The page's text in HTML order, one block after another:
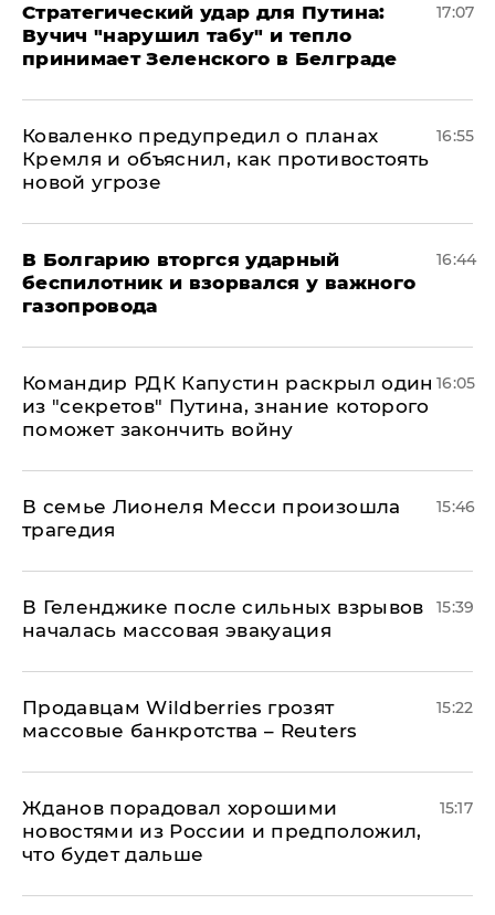
Стратегический удар для Путина:
Вучич "нарушил табу" и тепло
принимает Зеленского в Белграде
17:07
Коваленко предупредил о планах
Кремля и объяснил, как противостоять
новой угрозе
16:55
В Болгарию вторгся ударный
беспилотник и взорвался у важного
газопровода
16:44
Командир РДК Капустин раскрыл один
из "секретов" Путина, знание которого
поможет закончить войну
16:05
В семье Лионеля Месси произошла
трагедия
15:46
В Геленджике после сильных взрывов
началась массовая эвакуация
15:39
Продавцам Wildberries грозят
массовые банкротства – Reuters
15:22
Жданов порадовал хорошими
новостями из России и предположил,
что будет дальше
15:17